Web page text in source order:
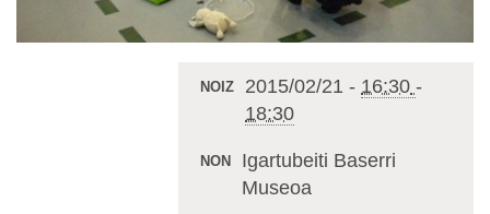
NOIZ 2015/02/21 - 16:30 -
18:30
NON
Igartubeiti Baserri
Museoa